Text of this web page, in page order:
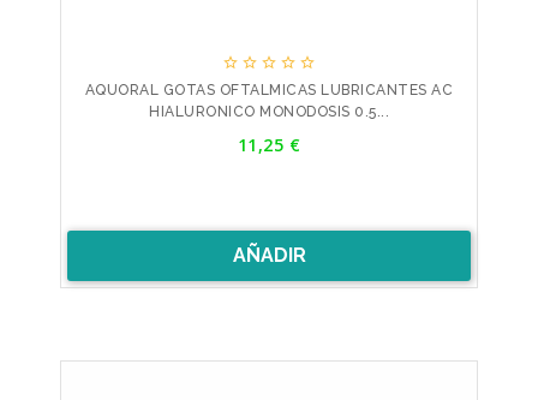
    
AQUORAL GOTAS OFTALMICAS LUBRICANTES AC
HIALURONICO MONODOSIS 0.5...
11,25 €
AÑADIR